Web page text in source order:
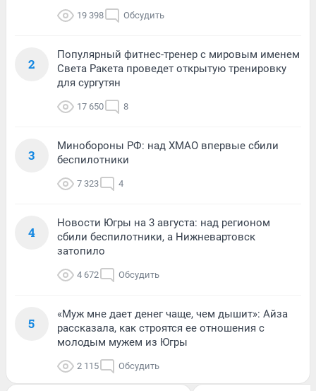
19 398 Обсудить
2
Популярный фитнес-тренер с мировым именем
Света Ракета проведет открытую тренировку
для сургутян
17 650 8
3
Минобороны РФ: над ХМАО впервые сбили
беспилотники
7 323 4
4
Новости Югры на 3 августа: над регионом
сбили беспилотники, а Нижневартовск
затопило
4 672 Обсудить
5
«Муж мне дает денег чаще, чем дышит»: Айза
рассказала, как строятся ее отношения с
молодым мужем из Югры
2 115 Обсудить